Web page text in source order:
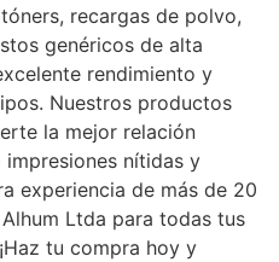
recargas de polvo,
genéricos de alta
rendimiento y
Nuestros productos
la mejor relación
nítidas y
experiencia de más de 20
Ltda para todas tus
tu compra hoy y